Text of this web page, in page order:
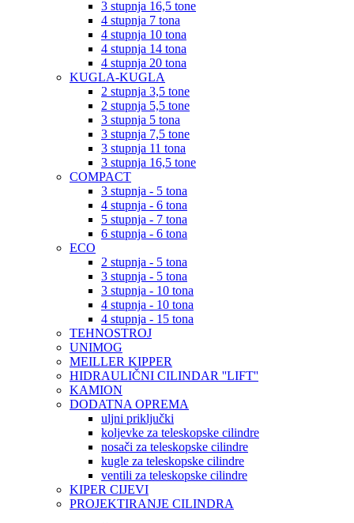
3 stupnja 16,5 tone
4 stupnja 7 tona
4 stupnja 10 tona
4 stupnja 14 tona
4 stupnja 20 tona
KUGLA-KUGLA
2 stupnja 3,5 tone
2 stupnja 5,5 tone
3 stupnja 5 tona
3 stupnja 7,5 tone
3 stupnja 11 tona
3 stupnja 16,5 tone
COMPACT
3 stupnja - 5 tona
4 stupnja - 6 tona
5 stupnja - 7 tona
6 stupnja - 6 tona
ECO
2 stupnja - 5 tona
3 stupnja - 5 tona
3 stupnja - 10 tona
4 stupnja - 10 tona
4 stupnja - 15 tona
TEHNOSTROJ
UNIMOG
MEILLER KIPPER
HIDRAULIČNI CILINDAR ''LIFT''
KAMION
DODATNA OPREMA
uljni priključki
koljevke za teleskopske cilindre
nosači za teleskopske cilindre
kugle za teleskopske cilindre
ventili za teleskopske cilindre
KIPER CIJEVI
PROJEKTIRANJE CILINDRA